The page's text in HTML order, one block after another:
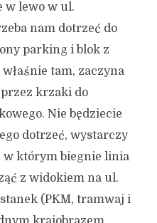
poznasz
miejsca w
w lewo w ul.
nam dotrzeć do
parking i blok z
tam, zaczyna
krzaki do
Nie będziecie
dotrzeć, wystarczy
w którym biegnie linia
z widokiem na ul.
(PKM, tramwaj i